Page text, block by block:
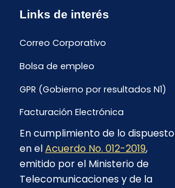
Links de interés
Correo Corporativo
Bolsa de empleo
GPR (Gobierno por resultados N1)
Facturación Electrónica
Archivo Histórico de Facturación
Portal Ambiental y Social
Proyecto Geotérmico Chachimbiro
En cumplimiento de lo dispuesto
en elAcuerdo No. 012-2019,
emitido por el Ministerio de
Telecomunicaciones y de la